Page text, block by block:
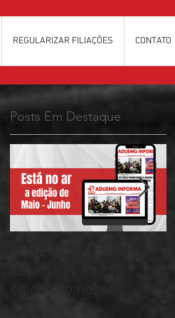
REGULARIZAR FILIAÇÕES CONTATO
Posts Em Destaque